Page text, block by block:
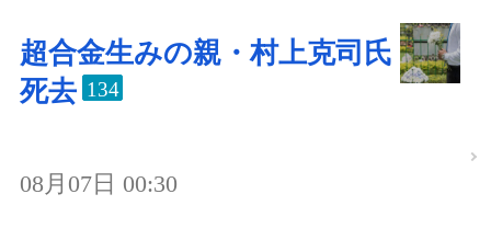
超合金生みの親・村上克司氏
死去 134
08月07日 00:30